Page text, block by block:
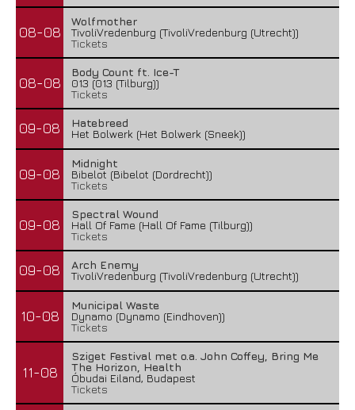
08-08
Wolfmother
TivoliVredenburg (TivoliVredenburg (Utrecht))
Tickets
08-08
Body Count ft. Ice-T
013 (013 (Tilburg))
Tickets
09-08
Hatebreed
Het Bolwerk (Het Bolwerk (Sneek))
09-08
Midnight
Bibelot (Bibelot (Dordrecht))
Tickets
09-08
Spectral Wound
Hall Of Fame (Hall Of Fame (Tilburg))
Tickets
09-08
Arch Enemy
TivoliVredenburg (TivoliVredenburg (Utrecht))
10-08
Municipal Waste
Dynamo (Dynamo (Eindhoven))
Tickets
11-08
Sziget Festival met o.a. John Coffey, Bring Me
The Horizon, Health
Óbudai Eiland, Budapest
Tickets